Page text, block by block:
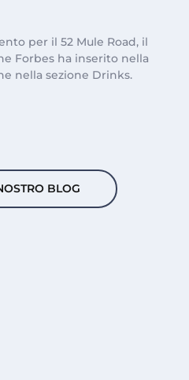
per il 52 Mule Road, il
Forbes ha inserito nella
nella sezione Drinks.
BLOG